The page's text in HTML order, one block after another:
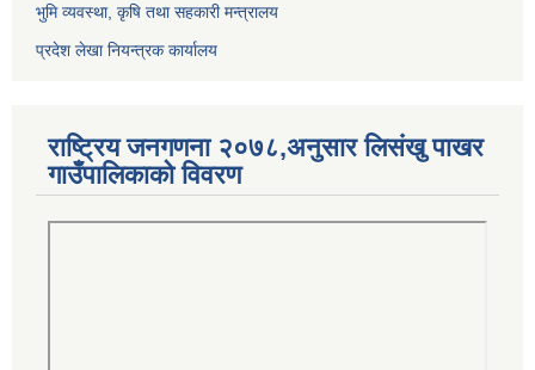
भुमि व्यवस्था, कृषि तथा सहकारी मन्त्रालय
प्रदेश लेखा नियन्त्रक कार्यालय
राष्ट्रिय जनगणना २०७८,अनुसार लिसंखु पाखर
गाउँपालिकाको विवरण